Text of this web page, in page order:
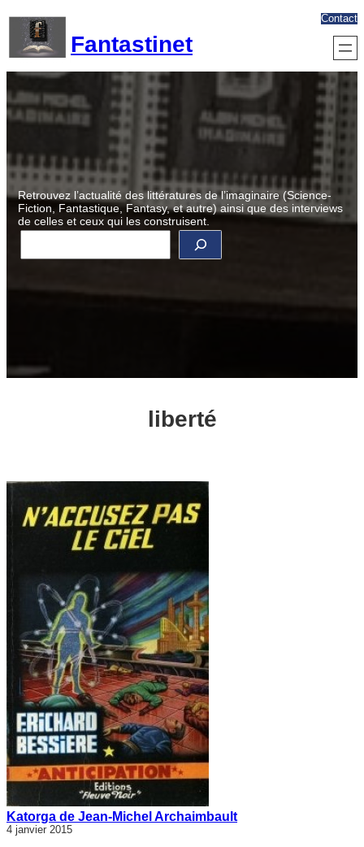
contenu
Fantastinet
Contact
Retrouvez l’actualité des littératures de l’imaginaire (Science-
Fiction, Fantastique, Fantasy, et autre) ainsi que des interviews
de celles et ceux qui les construisent.
R
c
liberté
Katorga de Jean-Michel Archaimbault
4 janvier 2015